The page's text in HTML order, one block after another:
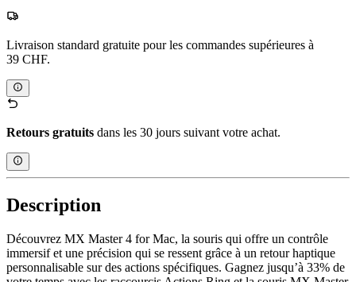
Livraison standard gratuite pour les commandes supérieures à
39 CHF.
Retours gratuits dans les 30 jours suivant votre achat.
Description
Découvrez MX Master 4 for Mac, la souris qui offre un contrôle
immersif et une précision qui se ressent grâce à un retour haptique
personnalisable sur des actions spécifiques. Gagnez jusqu’à 33% de